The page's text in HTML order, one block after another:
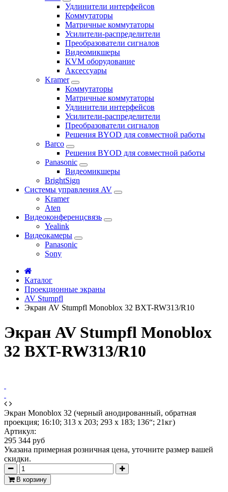
Удлинители интерфейсов
Коммутаторы
Матричные коммутаторы
Усилители-распределители
Преобразователи сигналов
Видеомикшеры
KVM оборудование
Аксессуары
Kramer
Коммутаторы
Матричные коммутаторы
Удлинители интерфейсов
Усилители-распределители
Преобразователи сигналов
Решения BYOD для совместной работы
Barco
Решения BYOD для совместной работы
Panasonic
Видеомикшеры
BrightSign
Системы управления AV
Kramer
Aten
Видеоконференцсвязь
Yealink
Видеокамеры
Panasonic
Sony
Каталог
Проекционные экраны
AV Stumpfl
Экран AV Stumpfl Monoblox 32 BXT-RW313/R10
Экран AV Stumpfl Monoblox
32 BXT-RW313/R10
Экран Monoblox 32 (черный анодированный, обратная
проекция; 16:10; 313 x 203; 293 x 183; 136“; 21кг)
Артикул:
295 344 руб
Указана примерная розничная цена, уточните размер вашей
скидки.
В корзину